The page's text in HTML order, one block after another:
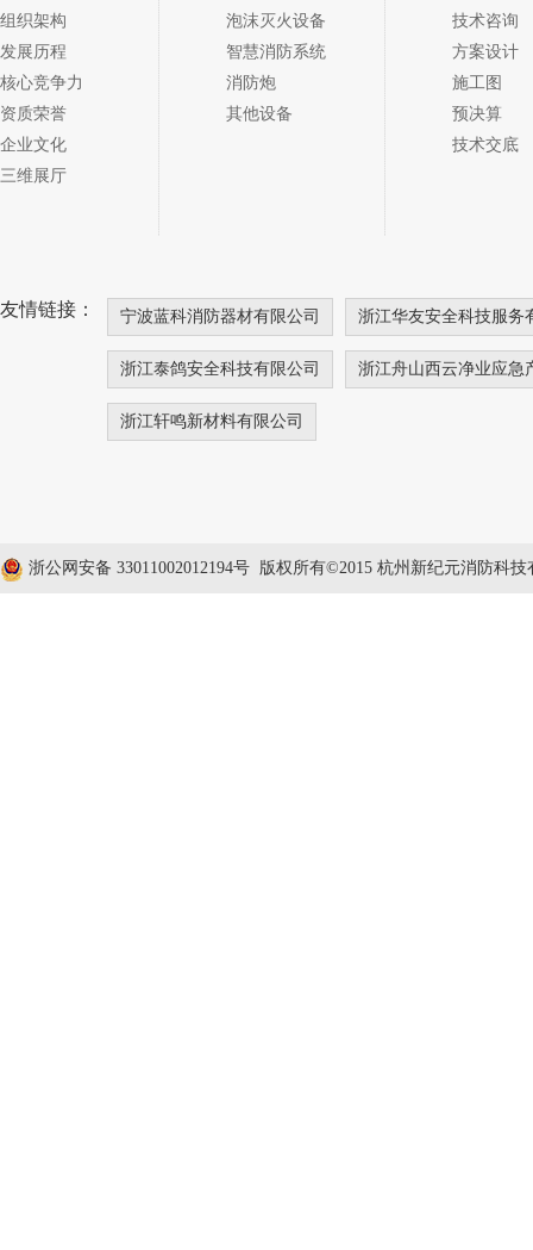
组织架构
发展历程
核心竞争力
资质荣誉
企业文化
三维展厅
泡沫灭火设备
智慧消防系统
消防炮
其他设备
技术咨询
方案设计
施工图
预决算
技术交底
友情链接： 宁波蓝科消防器材有限公司 浙江华友安全科技服务
浙江泰鸽安全科技有限公司 浙江舟山西云净业应急
浙江轩鸣新材料有限公司
浙公网安备 33011002012194号 版权所有©2015 杭州新纪元消防科技